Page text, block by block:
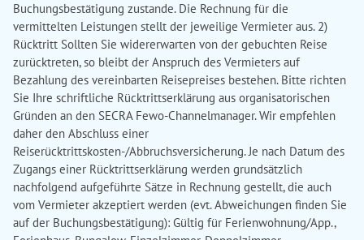
Buchungsbestätigung zustande. Die Rechnung für die
vermittelten Leistungen stellt der jeweilige Vermieter aus. 2)
Rücktritt Sollten Sie widererwarten von der gebuchten Reise
zurücktreten, so bleibt der Anspruch des Vermieters auf
Bezahlung des vereinbarten Reisepreises bestehen. Bitte richten
Sie Ihre schriftliche Rücktrittserklärung aus organisatorischen
Gründen an den SECRA Fewo-Channelmanager. Wir empfehlen
daher den Abschluss einer
Reiserücktrittskosten-/Abbruchsversicherung. Je nach Datum des
Zugangs einer Rücktrittserklärung werden grundsätzlich
nachfolgend aufgeführte Sätze in Rechnung gestellt, die auch
vom Vermieter akzeptiert werden (evt. Abweichungen finden Sie
auf der Buchungsbestätigung): Gültig für Ferienwohnung/App.,